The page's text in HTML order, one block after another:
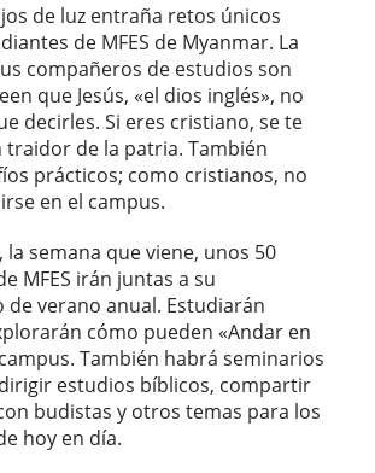
de luz entraña retos únicos
de MFES de Myanmar. La
compañeros de estudios son
que Jesús, «el dios inglés», no
decirles. Si eres cristiano, se te
traidor de la patria. También
prácticos; como cristianos, no
en el campus.
la semana que viene, unos 50
MFES irán juntas a su
de verano anual. Estudiarán
cómo pueden «Andar en
También habrá seminarios
estudios bíblicos, compartir
budistas y otros temas para los
hoy en día.